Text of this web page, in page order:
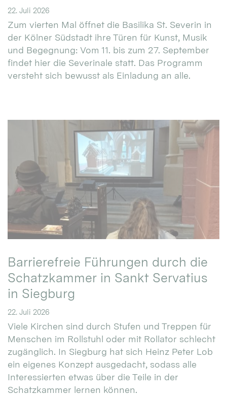
22. Juli 2026
Zum vierten Mal öffnet die Basilika St. Severin in
der Kölner Südstadt ihre Türen für Kunst, Musik
und Begegnung: Vom 11. bis zum 27. September
findet hier die Severinale statt. Das Programm
versteht sich bewusst als Einladung an alle.
Barrierefreie Führungen durch die
Schatzkammer in Sankt Servatius
in Siegburg
22. Juli 2026
Viele Kirchen sind durch Stufen und Treppen für
Menschen im Rollstuhl oder mit Rollator schlecht
zugänglich. In Siegburg hat sich Heinz Peter Lob
ein eigenes Konzept ausgedacht, sodass alle
Interessierten etwas über die Teile in der
Schatzkammer lernen können.